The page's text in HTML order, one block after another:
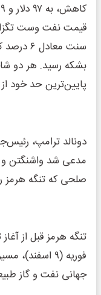
بشکه رسید. هر دو
پایین‌ترین حد خود
دونالد ترامپ،
مدعی شد واشنگتن و
صلحی که تنگه هرمز
فوریه (۹
جهانی نفت و گاز